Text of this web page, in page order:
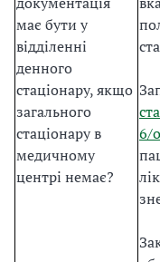
має бути у
відділенні
денного
стаціонару, якщо
загального
стаціонару в
медичному
центрі немає?
6/о